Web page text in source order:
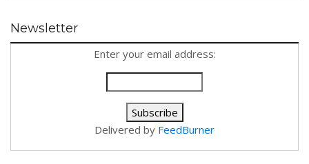
Newsletter
Enter your email address:
Delivered by FeedBurner